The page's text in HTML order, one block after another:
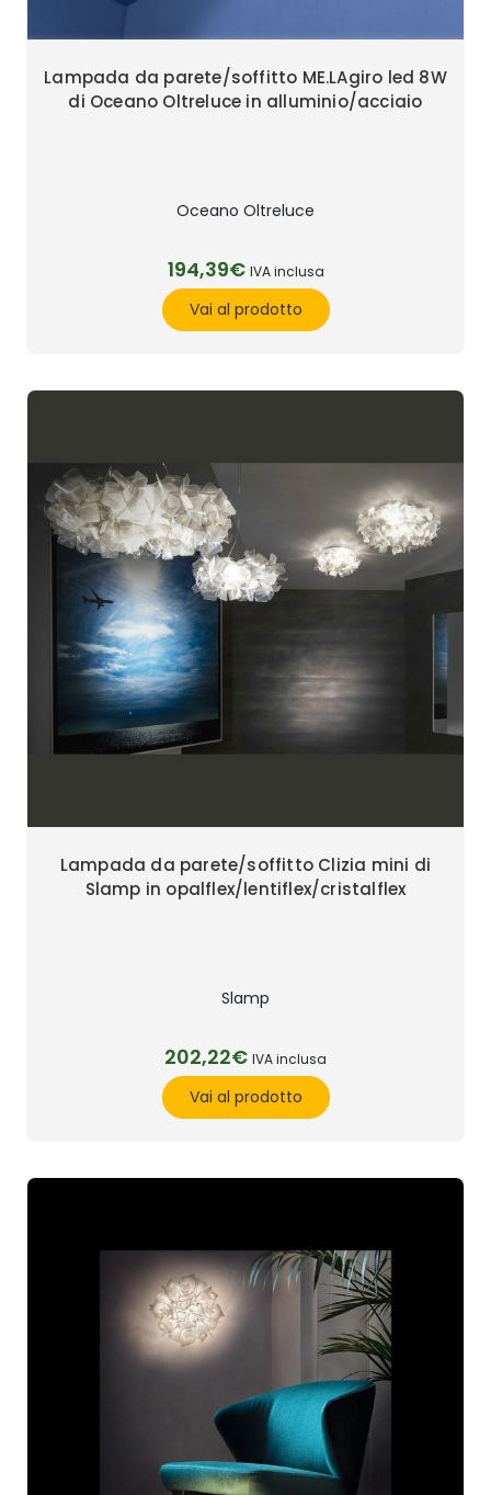
Lampada da parete/soffitto ME.LAgiro led 8W
di Oceano Oltreluce in alluminio/acciaio
Oceano Oltreluce
194,39€ IVA inclusa
Vai al prodotto
Lampada da parete/soffitto Clizia mini di
Slamp in opalflex/lentiflex/cristalflex
Slamp
202,22€ IVA inclusa
Vai al prodotto